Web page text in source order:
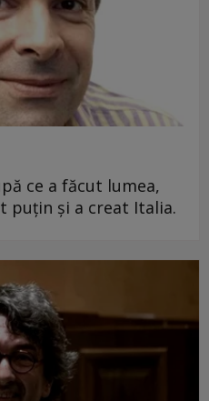
ce a făcut lumea,
puțin și a creat Italia.